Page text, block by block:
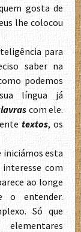
gosta de
lhe colocou
para
saber na
podemos
língua já
com ele.
textos, os
iniciámos esta
com
ao longe
o entender.
Só que